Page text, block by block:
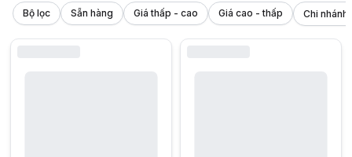
Bộ lọc
Sẵn hàng Giá thấp - cao Giá cao - thấp